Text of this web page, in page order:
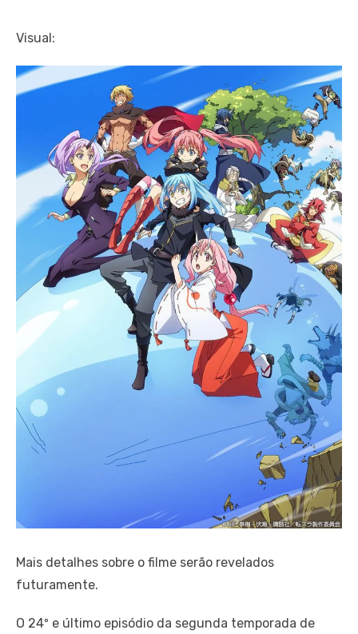
Visual:
Mais detalhes sobre o filme serão revelados
futuramente.
O 24º e último episódio da segunda temporada de